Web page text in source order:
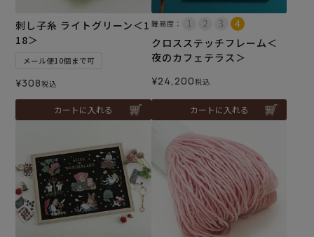
刺し子糸 ライトグリーン＜1
18＞
メール便10個まで可
¥308税込
カートに入れる
難易度：
クロスステッチフレーム＜
夜のカフェテラス＞
¥24,200税込
カートに入れる